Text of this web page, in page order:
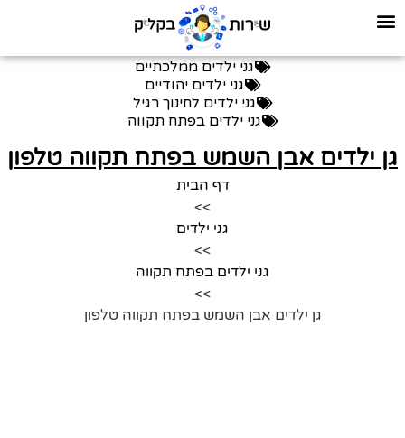
גני ילדים ממלכתיים
גני ילדים יהודיים
גני ילדים לחינוך רגיל
גני ילדים בפתח תקווה
גן ילדים אבן השמש בפתח תקווה טלפון
דף הבית
>>
גני ילדים
>>
גני ילדים בפתח תקווה
>>
גן ילדים אבן השמש בפתח תקווה טלפון